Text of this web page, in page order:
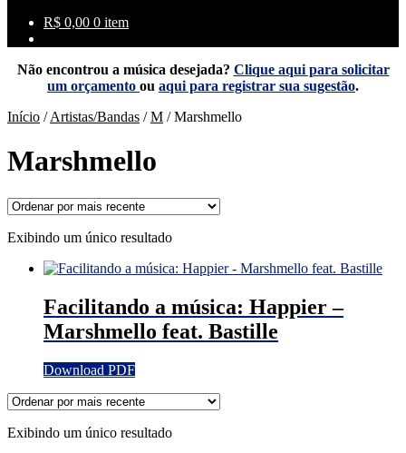
R$ 0,00 0 item
Não encontrou a música desejada? Clique aqui para solicitar
um orçamento ou aqui para registrar sua sugestão.
Início /Artistas/Bandas /M /Marshmello
Marshmello
Exibindo um único resultado
Facilitando a música: Happier –
Marshmello feat. Bastille
Download PDF
Exibindo um único resultado